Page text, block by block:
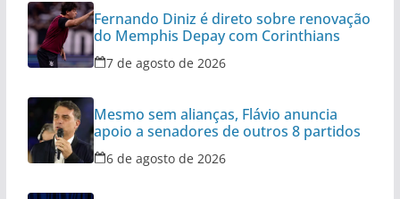
Fernando Diniz é direto sobre renovação
do Memphis Depay com Corinthians
7 de agosto de 2026
Mesmo sem alianças, Flávio anuncia
apoio a senadores de outros 8 partidos
6 de agosto de 2026